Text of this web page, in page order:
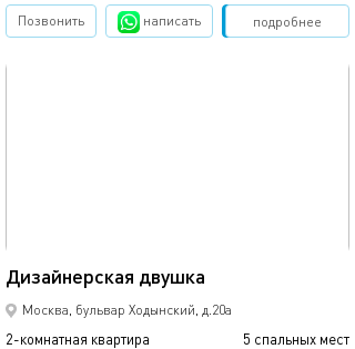
подробнее
Позвонить написать Забронировать
Дизайнерская двушка
Москва, бульвар Ходынский, д.20а
2-комнатная квартира 5 спальных мест